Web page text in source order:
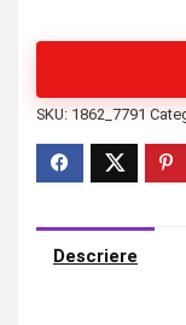
SKU: 1862_7791
Descriere